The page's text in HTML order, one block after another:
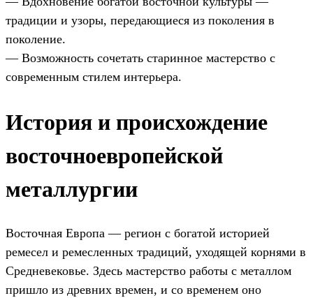
традиции и узоры, передающиеся из поколения в
поколение.
— Возможность сочетать старинное мастерство с
современным стилем интерьера.
История и происхождение
восточноевропейской
металлургии
Восточная Европа — регион с богатой историей
ремесел и ремесленных традиций, уходящей корнями в
Средневековье. Здесь мастерство работы с металлом
пришло из древних времен, и со временем оно